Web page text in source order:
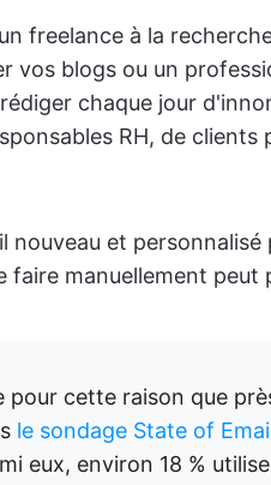
freelance à la
vos blogs ou un
chaque jour
RH, de
nouveau et
faire manuellement peut
pour cette raison que
le sondage State of
eux, environ 18 %